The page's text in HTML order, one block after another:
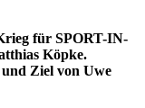
für SPORT-IN-
Köpke.
Ziel von Uwe